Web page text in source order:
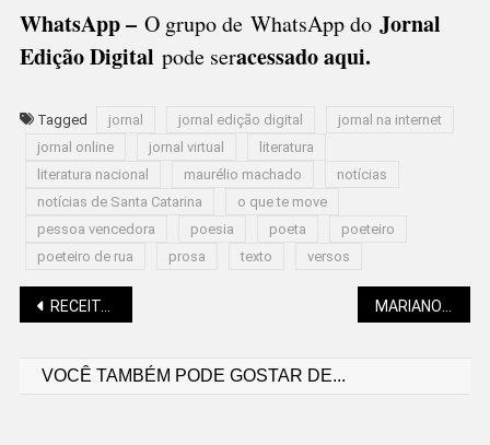
WhatsApp – O grupo de WhatsApp do Jornal
Edição Digital pode seracessado aqui.
Tagged jornal jornal edição digital
jornal na internet
jornal online
jornal virtual
literatura
literatura nacional
maurélio machado
notícias
notícias de Santa Catarina
o que te move
pessoa vencedora
poesia poeta
poeteiro
poeteiro de rua
prosa texto versos
Navegação
RECEITAS DO ELVIS: COMO FAZER MACARRÃO COM ATUM
VOCÊ TAMBÉM PODE GOSTAR DE...